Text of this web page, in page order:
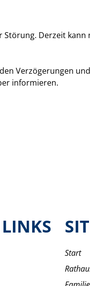
Derzeit kann
Verzögerungen
informieren.
Start